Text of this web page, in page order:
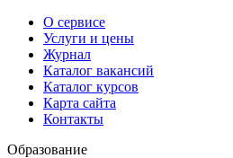
О сервисе
Услуги и цены
Журнал
Каталог вакансий
Каталог курсов
Карта сайта
Контакты
Образование